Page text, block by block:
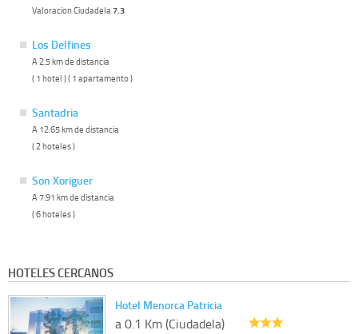
Valoracion Ciudadela 7.3
Los Delfines
A 2.5 km de distancia
( 1 hotel ) ( 1 apartamento )
Santadria
A 12.65 km de distancia
( 2 hoteles )
Son Xoriguer
A 7.91 km de distancia
( 6 hoteles )
HOTELES CERCANOS
Hotel Menorca Patricia
a 0.1 Km (Ciudadela)